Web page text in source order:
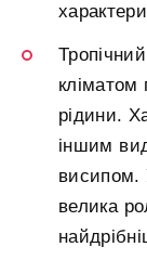
кліматом
рідини.
іншим
висипом.
велика